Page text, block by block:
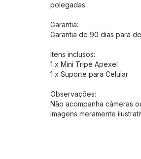
polegadas.
Garantia:
Garantia de 90 dias para
Itens inclusos:
1 x Mini Tripé Apexel
1 x Suporte para Celular
Observações:
Não acompanha câmeras
Imagens meramente